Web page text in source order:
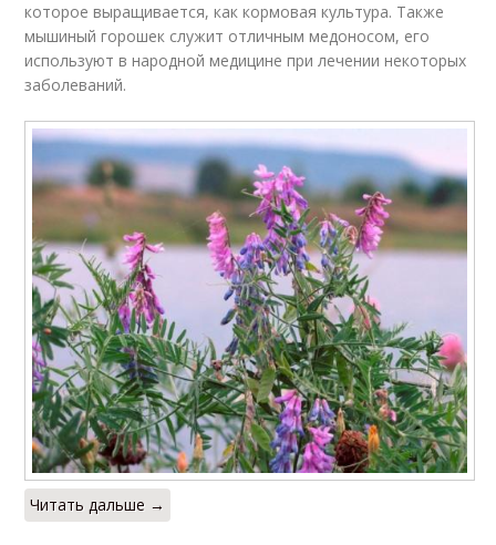
которое выращивается, как кормовая культура. Также
мышиный горошек служит отличным медоносом, его
используют в народной медицине при лечении некоторых
заболеваний.
Читать дальше →